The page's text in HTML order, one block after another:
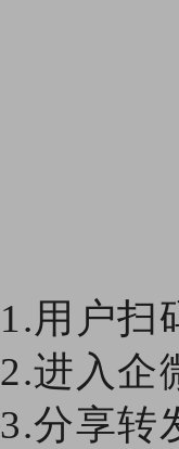
1.用户扫
2.进入企
3.分享转